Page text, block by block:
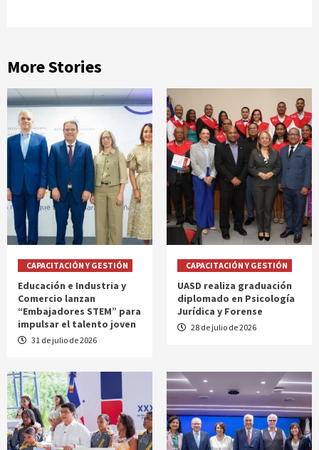
More Stories
CAPACITACIÓN Y GESTIÓN
Educación e Industria y
Comercio lanzan
“Embajadores STEM” para
impulsar el talento joven
31 de julio de 2026
CAPACITACIÓN Y GESTIÓN
UASD realiza graduación
diplomado en Psicología
Jurídica y Forense
28 de julio de 2026